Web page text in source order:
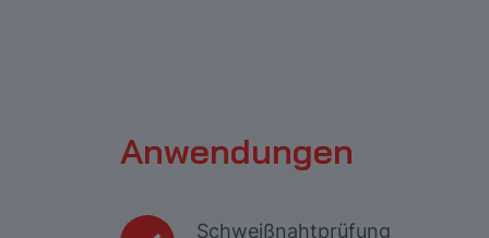
Anwendungen
Schweißnahtprüfung